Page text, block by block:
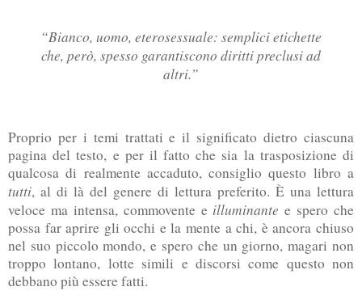
“Bianco, uomo, eterosessuale: semplici etichette
che, però, spesso garantiscono diritti preclusi ad
altri.”
Proprio per i temi trattati e il significato dietro ciascuna
pagina del testo, e per il fatto che sia la trasposizione di
qualcosa di realmente accaduto, consiglio questo libro a
tutti, al di là del genere di lettura preferito. È una lettura
veloce ma intensa, commovente e illuminante e spero che
possa far aprire gli occhi e la mente a chi, è ancora chiuso
nel suo piccolo mondo, e spero che un giorno, magari non
troppo lontano, lotte simili e discorsi come questo non
debbano più essere fatti.